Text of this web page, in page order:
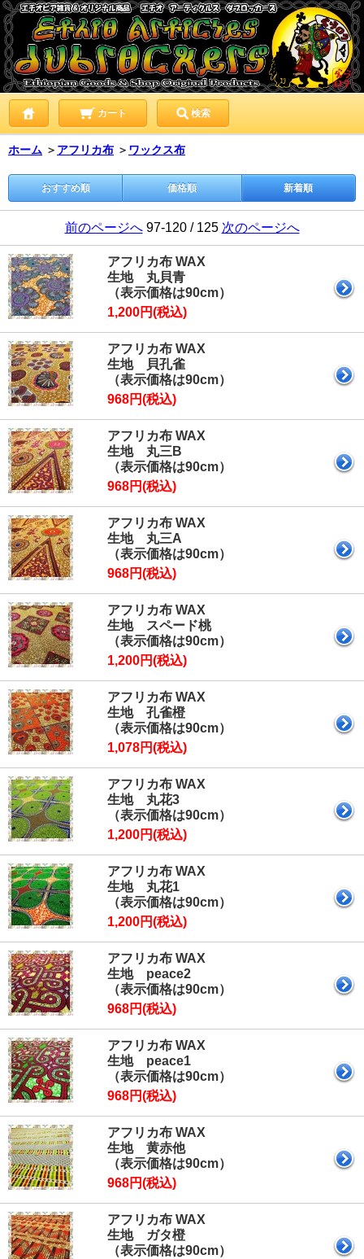
カート 検索
ホーム ＞ アフリカ布 ＞ ワックス布
おすすめ順 価格順 新着順
前のページへ97-120 / 125 次のページへ
アフリカ布 WAX
生地 丸貝青
（表示価格は90cm）
1,200円(税込)
アフリカ布 WAX
生地 貝孔雀
（表示価格は90cm）
968円(税込)
アフリカ布 WAX
生地 丸三B
（表示価格は90cm）
968円(税込)
アフリカ布 WAX
生地 丸三A
（表示価格は90cm）
968円(税込)
アフリカ布 WAX
生地 スペード桃
（表示価格は90cm）
1,200円(税込)
アフリカ布 WAX
生地 孔雀橙
（表示価格は90cm）
1,078円(税込)
アフリカ布 WAX
生地 丸花3
（表示価格は90cm）
1,200円(税込)
アフリカ布 WAX
生地 丸花1
（表示価格は90cm）
1,200円(税込)
アフリカ布 WAX
生地 peace2
（表示価格は90cm）
968円(税込)
アフリカ布 WAX
生地 peace1
（表示価格は90cm）
968円(税込)
アフリカ布 WAX
生地 黄赤他
（表示価格は90cm）
968円(税込)
アフリカ布 WAX
生地 ガタ橙
（表示価格は90cm）